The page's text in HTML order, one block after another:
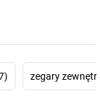
biurowego. W
zegary